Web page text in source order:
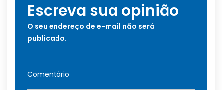
Escreva sua opinião
O seu endereço de e-mail não será
publicado.
Comentário